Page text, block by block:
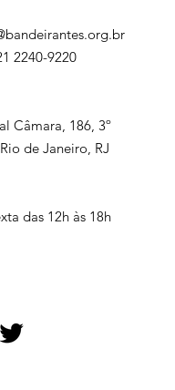
2240-9220
Câmara, 186, 3º
de Janeiro, RJ
das 12h às 18h